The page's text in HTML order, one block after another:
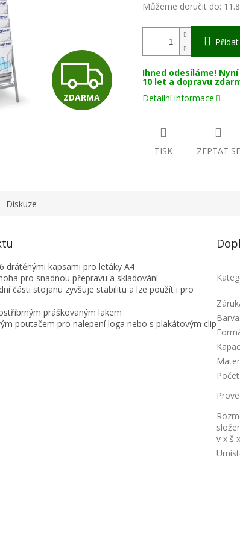
Z
D
A
ZDARMA
Můžeme doručit do:
Ihned odesíláme!
10 let a dopravu
Detailní informace
TISK ZEPTAT SE
Diskuze
drátěnými kapsami pro letáky A4
pro snadnou přepravu a skladování
části stojanu zyvšuje stabilitu a lze použít i pro
práškovaným lakem
poutačem pro nalepení loga nebo s plakátovým clip
Barva
v x š